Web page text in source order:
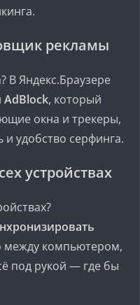
рекламы
В Яндекс.Браузере
AdBlock, который
окна и трекеры,
удобство серфинга.
устройствах
между компьютером,
под рукой — где бы